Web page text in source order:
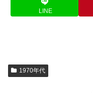
LINE
1970年代